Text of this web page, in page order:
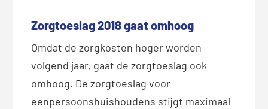
Zorgtoeslag 2018 gaat omhoog
Omdat de zorgkosten hoger worden
volgend jaar, gaat de zorgtoeslag ook
omhoog. De zorgtoeslag voor
eenpersoonshuishoudens stijgt maximaal